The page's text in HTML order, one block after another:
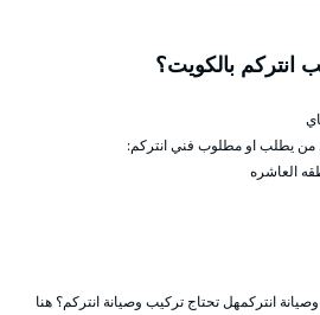
بالكويت؟
من يطلب او مطلوب فني انتركم:
انتركمهل تحتاج تركيب وصيانة انتركم؟ هنا